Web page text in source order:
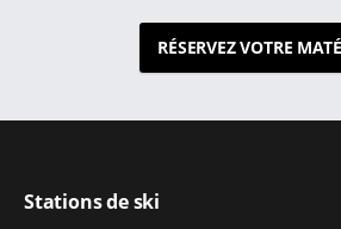
RÉSERVEZ VOTRE
Stations de ski